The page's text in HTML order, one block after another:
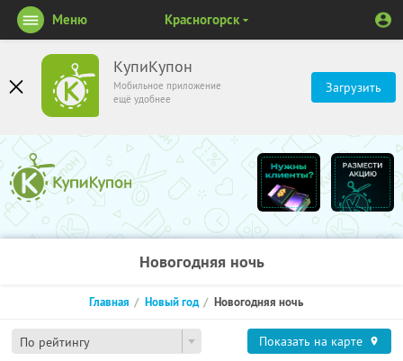
КупиКупон
Мобильное приложение
ещё удобнее
Загрузить
Меню Красногорск
Новогодняя ночь
По рейтингу
Главная Новый год Новогодняя ночь
Показать на карте